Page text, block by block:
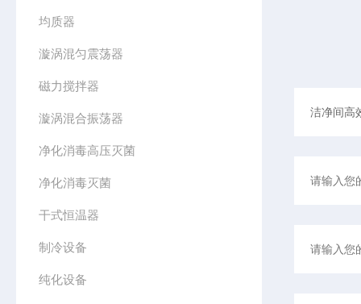
均质器
漩涡混匀震荡器
磁力搅拌器
漩涡混合振荡器
净化消毒高压灭菌
净化消毒灭菌
干式恒温器
制冷设备
纯化设备